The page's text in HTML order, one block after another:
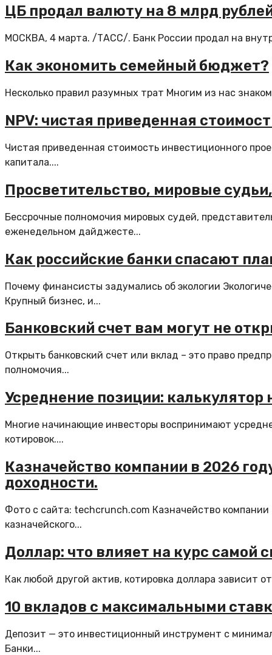
ЦБ продал валюту на 8 млрд
МОСКВА, 4 марта. /ТАСС/. Банк России продал на
Как экономить семейный бюджет?
Несколько правил разумных трат Многим из нас
NPV: чистая приведенная
Чистая приведенная стоимость инвестиционного
капитала....
Просветительство, мировые
Бессрочные полномочия мировых судей,
еженедельном дайджесте...
Как российские банки спасают
Почему финансисты задумались об экологии
Крупный бизнес, и...
Банковский счет вам могут не
Открыть банковский счет или вклад – это право
полномочия...
Усреднение позиции:
Многие начинающие инвесторы воспринимают
котировок....
Казначейство компании в 2026
доходности.
Фото с сайта: techcrunch.com Казначейство
казначейского...
Доллар: что влияет на курс самой
Как любой другой актив, котировка доллара зависит
10 вкладов с максимальными
Депозит — это инвестиционный инструмент с
Банки...